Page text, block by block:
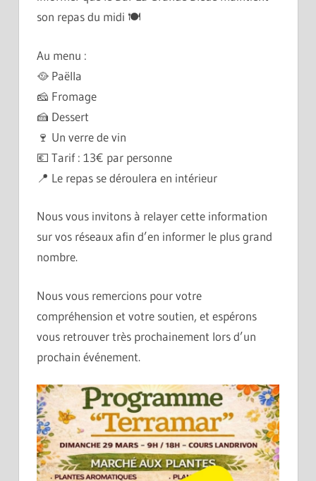
son repas du midi 🍽️
Au menu :
🥘 Paëlla
🧀 Fromage
🍰 Dessert
🍷 Un verre de vin
💶 Tarif : 13€ par personne
📍 Le repas se déroulera en intérieur
Nous vous invitons à relayer cette information
sur vos réseaux afin d’en informer le plus grand
nombre.
Nous vous remercions pour votre
compréhension et votre soutien, et espérons
vous retrouver très prochainement lors d’un
prochain événement.